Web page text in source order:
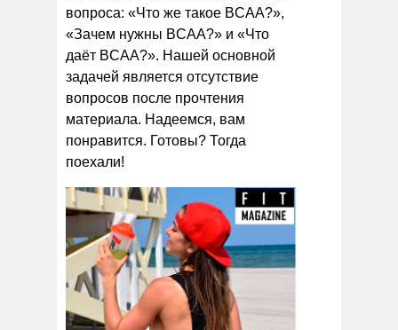
вопроса: «Что же такое BCAA?»,
«Зачем нужны BCAA?» и «Что
даёт BCAA?». Нашей основной
задачей является отсутствие
вопросов после прочтения
материала. Надеемся, вам
понравится. Готовы? Тогда
поехали!